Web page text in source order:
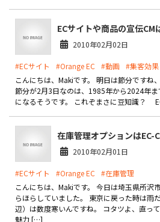
ショッピングモール型 EC
マルチテナント、マルチブランドなど
通販受注対応
ECと通販の連動を可能に
EC運用支援
継続的に結果を出し続けるECサイトへ
スクラッチ開発
ライセンス契約
内製化支援
補助金活用支援
ECサイトや商品の宣伝
2010年02月02日
#ECサイト #Orange EC #動画 #集客効果
こんにちは、Makiです。 明日は節分ですね
節分が2月3日なのは、1985年から2024年
になるそうです。 これぞまさに豆知識？
在庫管理オプションはEC-
2010年02月01日
#ECサイト #Orange EC #在庫管理
こんにちは、Makiです。 今日は埼玉県所沢
らほらしていました。 東京に戻った時は雨
辺）は数度寒いんですね。 コタツよ、直っ
魅力 […]